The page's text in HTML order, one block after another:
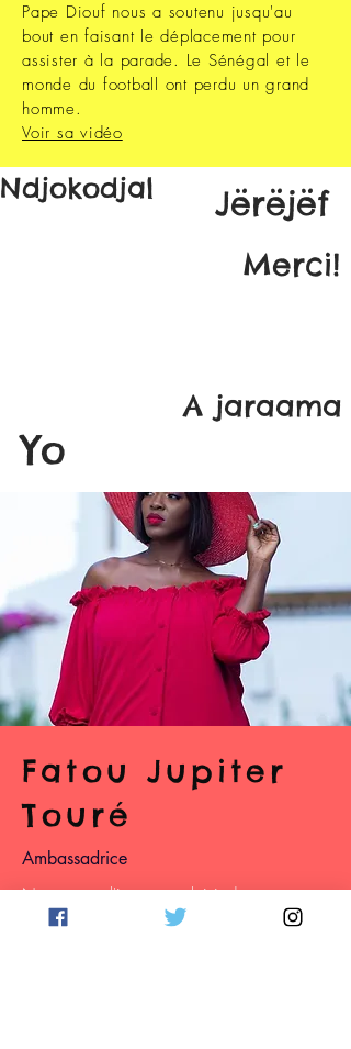
Pape Diouf nous a soutenu jusqu'au
bout en faisant le déplacement pour
assister à la parade. Le Sénégal et le
monde du football ont perdu un grand
homme.
Voir sa vidéo
Merci!
A jaraama
Jërëjëf
Yo
Ndjokodjal
Fatou Jupiter
Touré
Ambassadrice
Nous avons l'immense plaisir de vous
annoncer que la fabuleuse
Fatou Jupiter